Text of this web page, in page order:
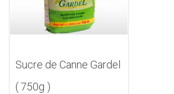
Sucre de Canne Gardel
( 750g )